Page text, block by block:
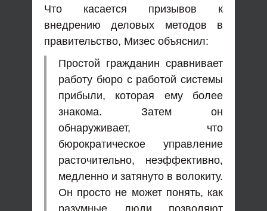
Что касается призывов к
внедрению деловых методов в
правительство, Мизес объяснил:
Простой гражданин сравнивает
работу бюро с работой системы
прибыли, которая ему более
знакома. Затем он
обнаруживает, что
бюрократическое управление
расточительно, неэффективно,
медленно и затянуто в волокиту.
Он просто не может понять, как